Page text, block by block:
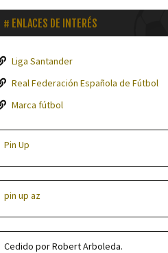
ENLACES DE INTERÉS
Liga Santander
Real Federación Española de Fútbol
Marca fútbol
Pin Up
pin up az
Cedido por Robert Arboleda.